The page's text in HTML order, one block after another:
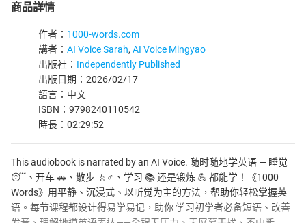
商品詳情
作者： 1000-words.com
講者： AI Voice Sarah, AI Voice Mingyao
出版社： Independently Published
出版日期：2026/02/17
語言：中文
ISBN：9798240110542
時長：02:29:52
This audiobook is narrated by an AI Voice. 随时随地学英语 — 睡觉
😴、开车 🚗、散步 🚶♂️、学习 📚 还是锻炼 💪 都能学！《1000
Words》用平静、沉浸式、以听觉为主的方法，帮助你轻松掌握英
语。每节课程都设计得易学易记，助你 学习初学者必备短语、改善